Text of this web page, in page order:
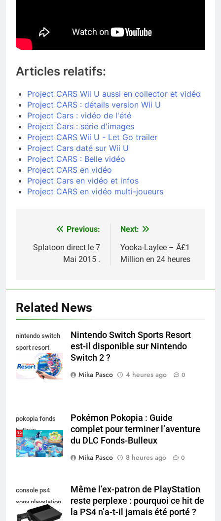
Articles relatifs:
Project CARS Wii U aussi en collector et vidéo
Project CARS : détails version Wii U
Project Cars : vidéo de l'été
Project Cars : série d'images
Project CARS Wii U - Let Go trailer
Project Cars daté sur Wii U
Project CARS : Belle vidéo
Project CARS en vidéo
Project Cars en vidéo et infos
Project CARS en vidéo multi-joueurs
Navigation
de
Previous:
Splatoon direct le 7
Mai 2015 .
Next:
Yooka-Laylee – Â£1
Million en 24 heures
Related News
nintendo switch
sport resort
nintendo switch
Nintendo Switch Sports Resort
est-il disponible sur Nintendo
Switch 2 ?
Mika Pasco
4 heures ago 0
pokopia fonds
bulleux
Pokémon Pokopia : Guide
complet pour terminer l’aventure
du DLC Fonds-Bulleux
Mika Pasco
8 heures ago 0
console ps4
sony playstation
Même l’ex-patron de PlayStation
reste perplexe : pourquoi ce hit de
la PS4 n’a-t-il jamais été porté ?